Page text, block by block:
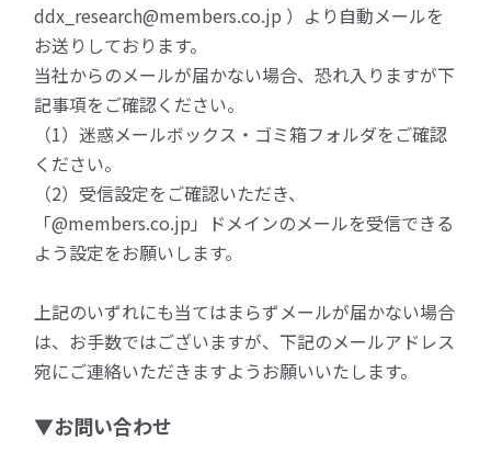
ddx_research@members.co.jp ）より自動メールを
お送りしております。
当社からのメールが届かない場合、恐れ入りますが下
記事項をご確認ください。
（1）迷惑メールボックス・ゴミ箱フォルダをご確認
ください。
（2）受信設定をご確認いただき、
「@members.co.jp」ドメインのメールを受信できる
よう設定をお願いします。
上記のいずれにも当てはまらずメールが届かない場合
は、お手数ではございますが、下記のメールアドレス
宛にご連絡いただきますようお願いいたします。
▼お問い合わせ